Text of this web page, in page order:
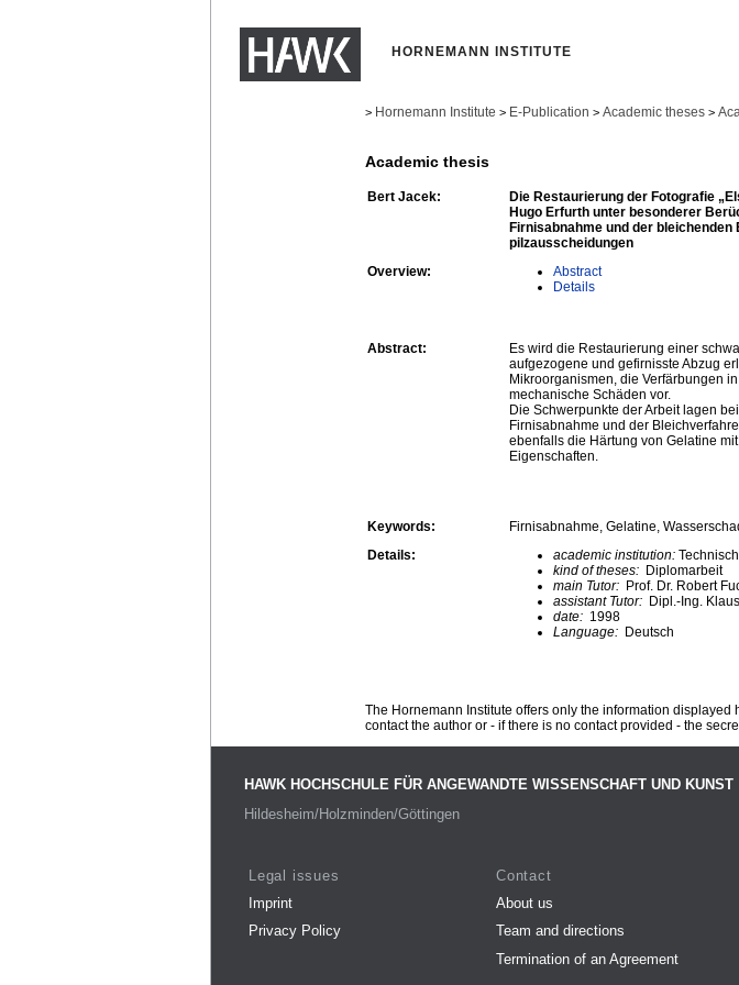
HORNEMANN INSTITUTE
> Hornemann Institute > E-Publication > Academic theses >
Academic thesis
Bert Jacek:
Die Restaurierung der Fotografie
Hugo Erfurth unter besonderer
Firnisabnahme und der bleichenden
pilzausscheidungen
Overview:
Abstract
Details
Abstract:
Es wird die Restaurierung einer
aufgezogene und gefirnisste Abzug
Mikroorganismen, die Verfärbungen
mechanische Schäden vor.
Die Schwerpunkte der Arbeit lagen
Firnisabnahme und der
ebenfalls die Härtung von Gelatine
Eigenschaften.
Keywords:
Firnisabnahme, Gelatine,
Details:
academic institution:
kind of theses: Diplomarbeit
main Tutor: Prof. Dr. Robert
assistant Tutor: Dipl.-Ing.
date: 1998
Language: Deutsch
The Hornemann Institute offers only the information
contact the author or - if there is no contact provided - the
HAWK HOCHSCHULE FÜR ANGEWANDTE WISSENSCHAFT UND KUNST
Hildesheim/Holzminden/Göttingen
Legal issues
Imprint
Privacy Policy
Contact
About us
Team and directions
Termination of an Agreement